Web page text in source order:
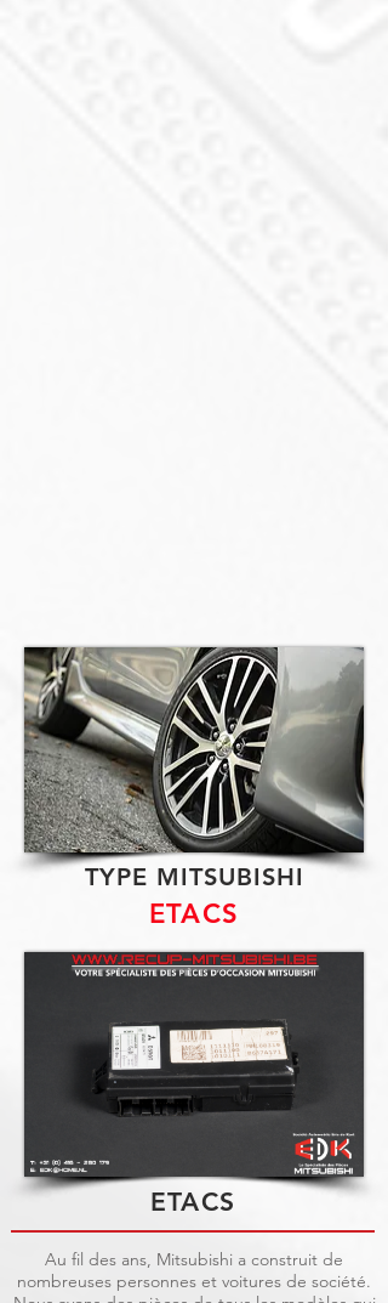
TYPE MITSUBISHI
ETACS
ETACS
Au fil des ans, Mitsubishi a construit de
nombreuses personnes et voitures de société.